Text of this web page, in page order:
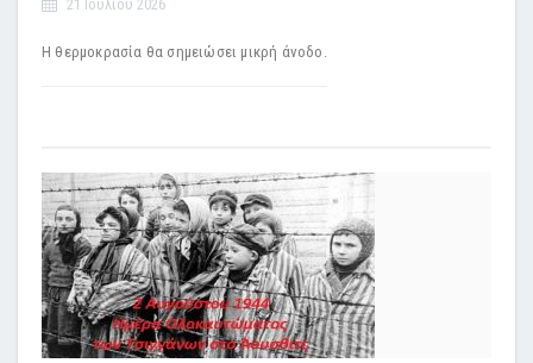
21 Ιουλίου 2026
Η θερμοκρασία θα σημειώσει μικρή άνοδο.